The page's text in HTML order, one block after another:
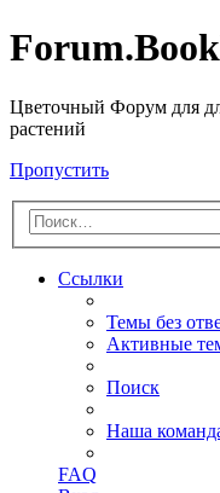
Цветочный Форум для
растений
Пропустить
Ссылки
Темы без
Активные
Поиск
Наша
FAQ